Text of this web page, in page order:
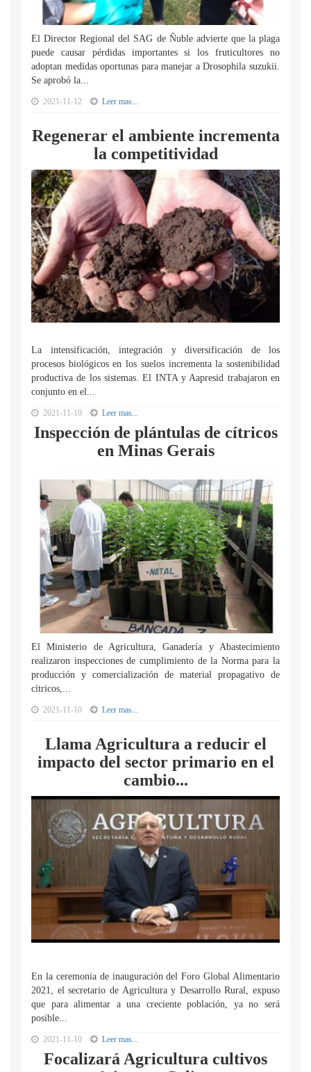
El Director Regional del SAG de Ñuble advierte que la plaga
puede causar pérdidas importantes si los fruticultores no
adoptan medidas oportunas para manejar a Drosophila suzukii.
Se aprobó la...
2021-11-12 Leer mas...
Regenerar el ambiente incrementa
la competitividad
La intensificación, integración y diversificación de los
procesos biológicos en los suelos incrementa la sostenibilidad
productiva de los sistemas. El INTA y Aapresid trabajaron en
conjunto en el...
2021-11-10 Leer mas...
Inspección de plántulas de cítricos
en Minas Gerais
El Ministerio de Agricultura, Ganadería y Abastecimiento
realizaron inspecciones de cumplimiento de la Norma para la
producción y comercialización de material propagativo de
cítricos,...
2021-11-10 Leer mas...
Llama Agricultura a reducir el
impacto del sector primario en el
cambio...
En la ceremonia de inauguración del Foro Global Alimentario
2021, el secretario de Agricultura y Desarrollo Rural, expuso
que para alimentar a una creciente población, ya no será
posible...
2021-11-10 Leer mas...
Focalizará Agricultura cultivos